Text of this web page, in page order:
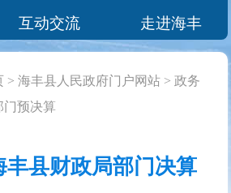
互动交流 走进海丰
>海丰县人民政府门户网站 >政务
门预决算
丰县财政局部门决算